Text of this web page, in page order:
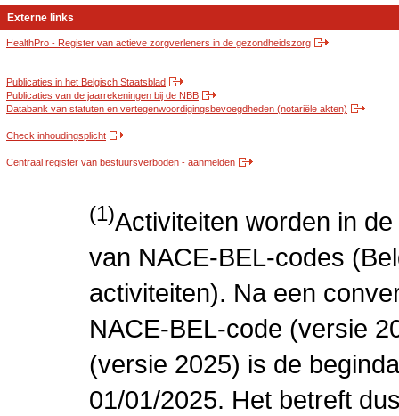
Externe links
HealthPro - Register van actieve zorgverleners in de gezondheidszorg
Publicaties in het Belgisch Staatsblad
Publicaties van de jaarrekeningen bij de NBB
Databank van statuten en vertegenwoordigingsbevoegdheden (notariële akten)
Check inhoudingsplicht
Centraal register van bestuursverboden - aanmelden
(1)Activiteiten worden in
van NACE-BEL-codes
activiteiten). Na een
NACE-BEL-code (versie
(versie 2025) is de
01/01/2025. Het betreft